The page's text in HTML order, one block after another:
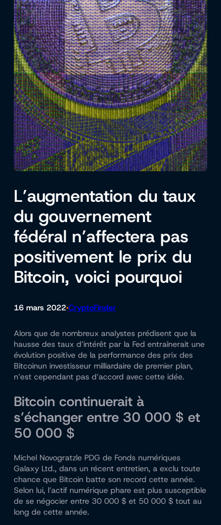
L’augmentation du taux
du gouvernement
fédéral n’affectera pas
positivement le prix du
Bitcoin, voici pourquoi
16 mars 2022•CryptoFinder
Alors que de nombreux analystes prédisent que la
hausse des taux d’intérêt par la Fed entraînerait une
évolution positive de la performance des prix des
Bitcoinun investisseur milliardaire de premier plan,
n’est cependant pas d’accord avec cette idée.
Bitcoin continuerait à
s’échanger entre 30 000 $ et
50 000 $
Michel Novogratzle PDG de Fonds numériques
Galaxy Ltd., dans un récent entretien, a exclu toute
chance que Bitcoin batte son record cette année.
Selon lui, l’actif numérique phare est plus susceptible
de se négocier entre 30 000 $ et 50 000 $ tout au
long de cette année.